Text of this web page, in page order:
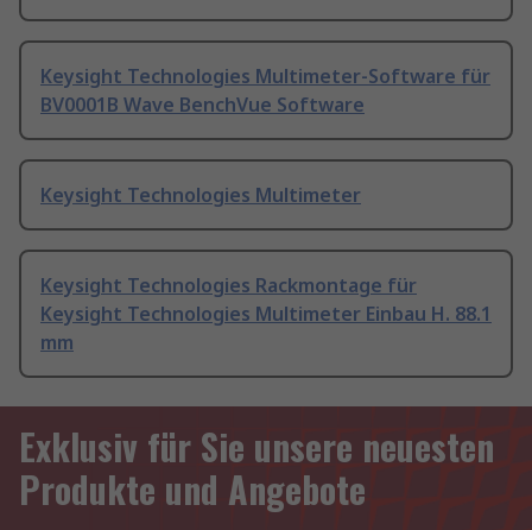
Keysight Technologies Multimeter-Software für
BV0001B Wave BenchVue Software
Keysight Technologies Multimeter
Keysight Technologies Rackmontage für
Keysight Technologies Multimeter Einbau H. 88.1
mm
Exklusiv für Sie unsere neuesten
Produkte und Angebote